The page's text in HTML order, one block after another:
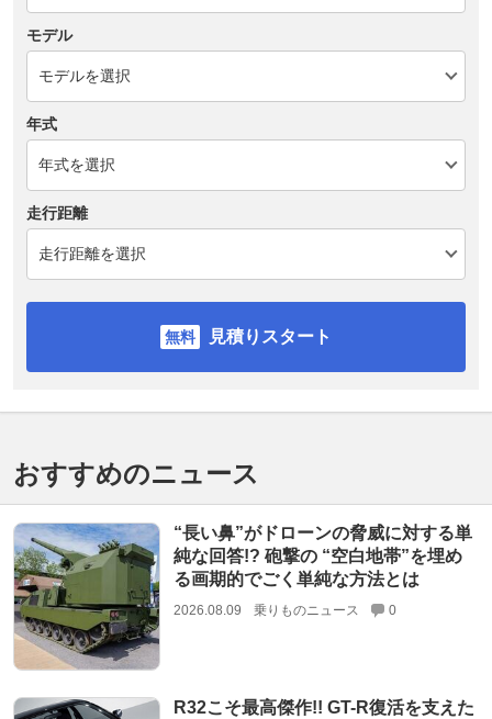
モデル
年式
走行距離
見積りスタート
おすすめのニュース
“長い鼻”がドローンの脅威に対する単
純な回答!? 砲撃の “空白地帯”を埋め
る画期的でごく単純な方法とは
2026.08.09 乗りものニュース 0
R32こそ最高傑作!! GT-R復活を支えた